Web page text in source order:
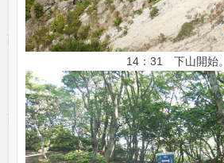
14：31 下山開始。